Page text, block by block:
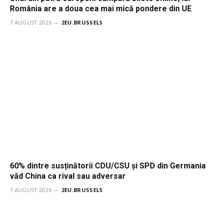
România are a doua cea mai mică pondere din UE
7 AUGUST 2026 2EU.BRUSSELS
60% dintre susținătorii CDU/CSU și SPD din Germania
văd China ca rival sau adversar
7 AUGUST 2026 2EU.BRUSSELS